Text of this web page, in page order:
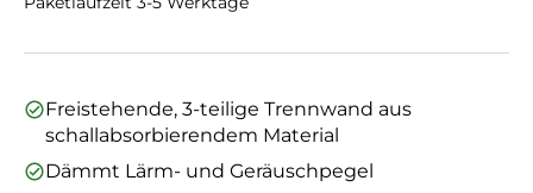
Freistehende, 3-teilige Trennwand aus
schallabsorbierendem Material
Dämmt Lärm- und Geräuschpegel